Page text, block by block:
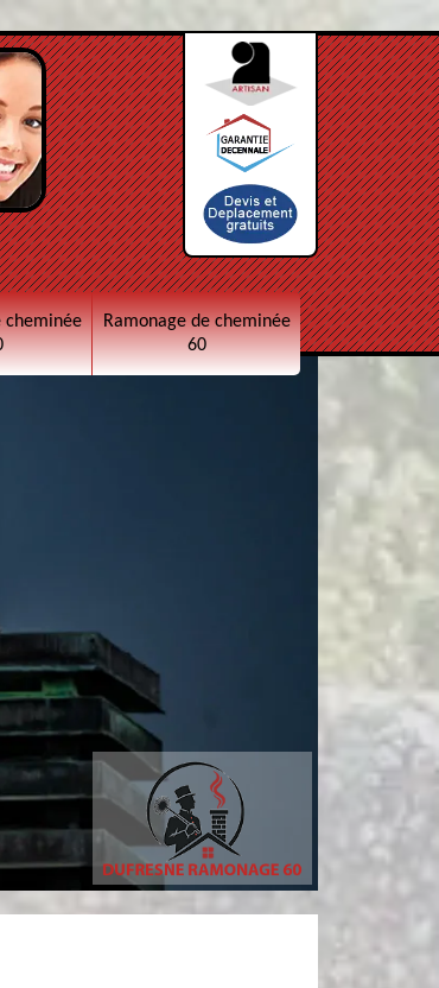
cheminée
Ramonage de cheminée
60
personne sympathique efficace expliquant la démarche de son travail pour un résultat de qualité . A recommander Très bon Professionnel Recommandé